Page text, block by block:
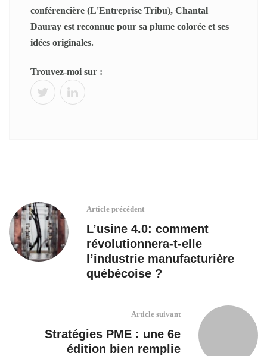
conférencière (L'Entreprise Tribu), Chantal
Dauray est reconnue pour sa plume colorée et ses
idées originales.
Trouvez-moi sur :
Article précédent
L’usine 4.0: comment
révolutionnera-t-elle
l’industrie manufacturière
québécoise ?
Article suivant
Stratégies PME : une 6e
édition bien remplie